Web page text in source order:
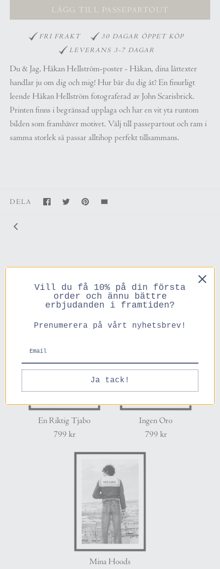
LÄGG TILL PASSEPARTOUT
FRI FRAKT
30 DAGAR ÖPPET KÖP
LEVERANS 3-7 DAGAR
Du & Jag, Håkan Hellström-poster - Håkan, dina låttexter
handlar ju om dig och mig! Hur bär du dig åt? En finurligt
leende Håkan Hellström fotograferad av John Scarisbrick.
Printen finns i begränsad upplaga och har en vit yta runtom
bilden som framhäver motivet. Välj till passepartout och ram i
samma storlek så passar alltihop perfekt tillsammans.
DELA
Du kanske också gillar
En Riktig Tjabo
799 kr
Ingen Oro
799 kr
Mina Hoods
Vill du få 10% på din första
order och ännu bättre
erbjudanden i framtiden?
Prenumerera på vårt nyhetsbrev!
Ja tack!